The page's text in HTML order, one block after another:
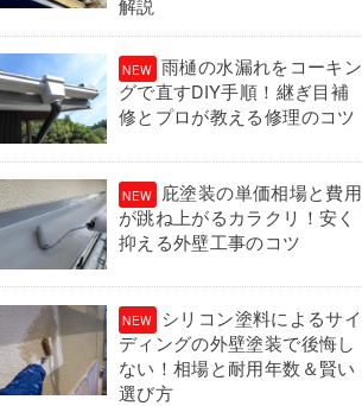
解説
雨樋の水漏れをコーキン
グで直すDIY手順！継ぎ目補
修とプロが教える修理のコツ
庇塗装の単価相場と費用
が跳ね上がるカラクリ！安く
抑える外壁工事のコツ
シリコン塗料によるサイ
ディングの外壁塗装で後悔し
ない！相場と耐用年数＆賢い
選び方